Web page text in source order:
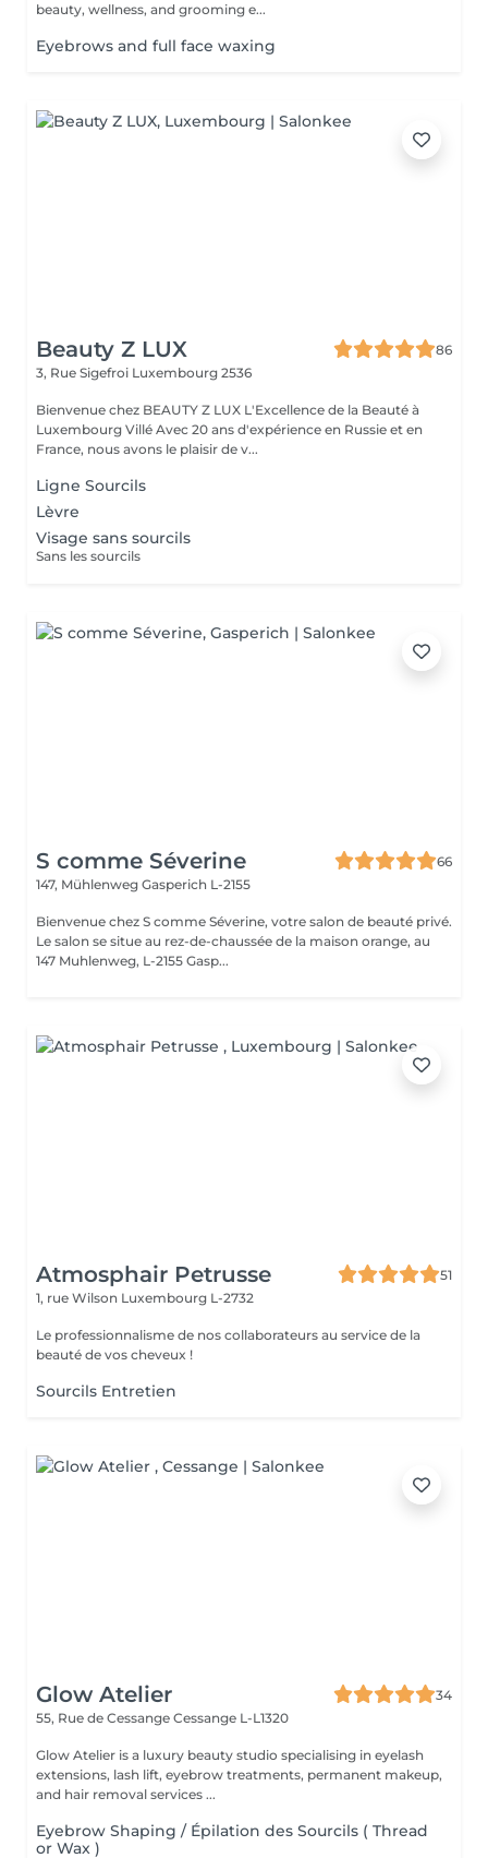
beauty, wellness, and grooming e...
Eyebrows and full face waxing
Beauty Z LUX
86
3, Rue Sigefroi Luxembourg 2536
Bienvenue chez BEAUTY Z LUX L'Excellence de la Beauté à
Luxembourg Villé Avec 20 ans d'expérience en Russie et en
France, nous avons le plaisir de v...
Ligne Sourcils
Lèvre
Visage sans sourcils
Sans les sourcils
S comme Séverine
66
147, Mühlenweg Gasperich L-2155
Bienvenue chez S comme Séverine, votre salon de beauté privé.
Le salon se situe au rez-de-chaussée de la maison orange, au
147 Muhlenweg, L-2155 Gasp...
Atmosphair Petrusse
51
1, rue Wilson Luxembourg L-2732
Le professionnalisme de nos collaborateurs au service de la
beauté de vos cheveux !
Sourcils Entretien
Glow Atelier
34
55, Rue de Cessange Cessange L-L1320
Glow Atelier is a luxury beauty studio specialising in eyelash
extensions, lash lift, eyebrow treatments, permanent makeup,
and hair removal services ...
Eyebrow Shaping / Épilation des Sourcils ( Thread
or Wax )